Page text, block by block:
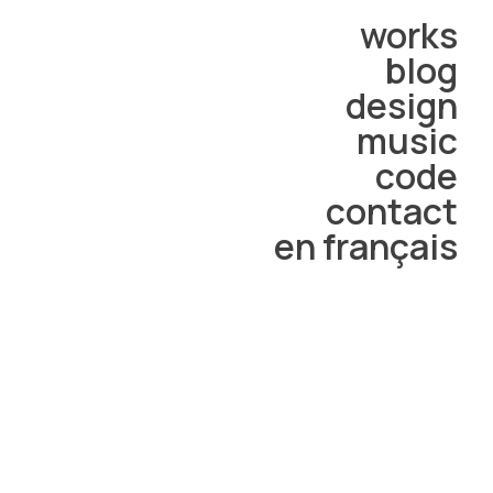
works
blog
design
music
code
contact
en français